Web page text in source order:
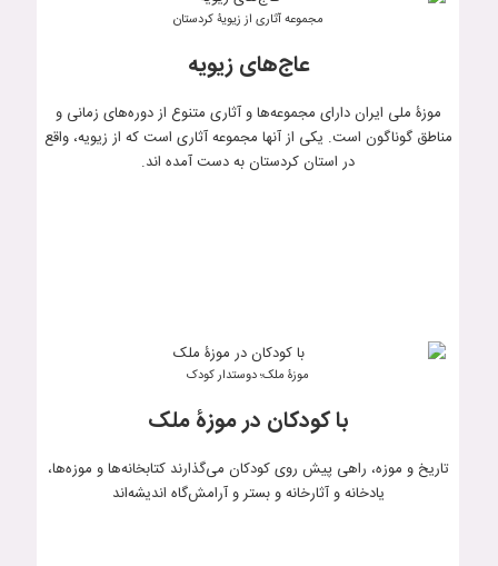
مجموعه‌ آثاری از زیویۀ کردستان
عاج‌های زیویه
موزۀ ملی ایران دارای مجموعه‌ها و آثاری متنوع از دوره‌های زمانی و
مناطق گوناگون است. یکی از آنها مجموعه‌ آثاری است که از زیویه، واقع
در استان کردستان به دست آمده اند.
موزۀ ملک؛ دوستدار کودک
با کودکان در موزۀ ملک
تاریخ و موزه، راهی پیش روی کودکان می‌گذارند کتابخانه‌ها و موزه‌ها،
یادخانه و آثارخانه و بستر و آرامش‌گاه ‌اندیشه‌اند